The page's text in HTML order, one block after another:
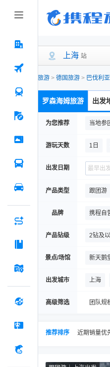
上海 站
旅游 > 德国旅游 > 巴伐利
罗森海姆旅游 出发
为您推荐 当地参
游玩天数 1日
出发日期
产品类型 跟团游
品牌 携程自
产品钻级 2钻及
景点/场馆 新天鹅
布拉格
出发城市 上海
高级筛选 团队规
推荐排序 近期销量优